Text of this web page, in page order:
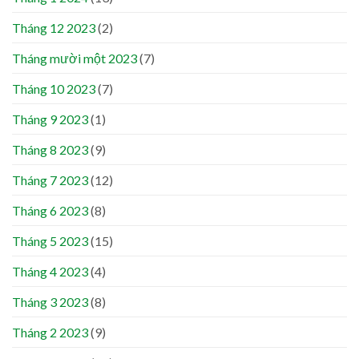
Tháng 12 2023(2)
Tháng mười một 2023(7)
Tháng 10 2023(7)
Tháng 9 2023(1)
Tháng 8 2023(9)
Tháng 7 2023(12)
Tháng 6 2023(8)
Tháng 5 2023(15)
Tháng 4 2023(4)
Tháng 3 2023(8)
Tháng 2 2023(9)